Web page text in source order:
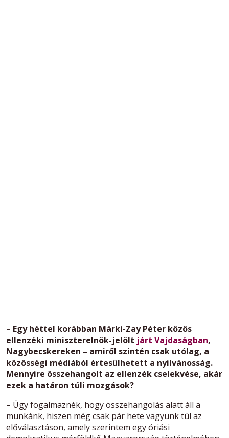
– Egy héttel korábban Márki-Zay Péter közös
ellenzéki miniszterelnök-jelölt járt Vajdaságban,
Nagybecskereken – amiről szintén csak utólag, a
közösségi médiából értesülhetett a nyilvánosság.
Mennyire összehangolt az ellenzék cselekvése, akár
ezek a határon túli mozgások?
– Úgy fogalmaznék, hogy összehangolás alatt áll a
munkánk, hiszen még csak pár hete vagyunk túl az
előválasztáson, amely szerintem egy óriási